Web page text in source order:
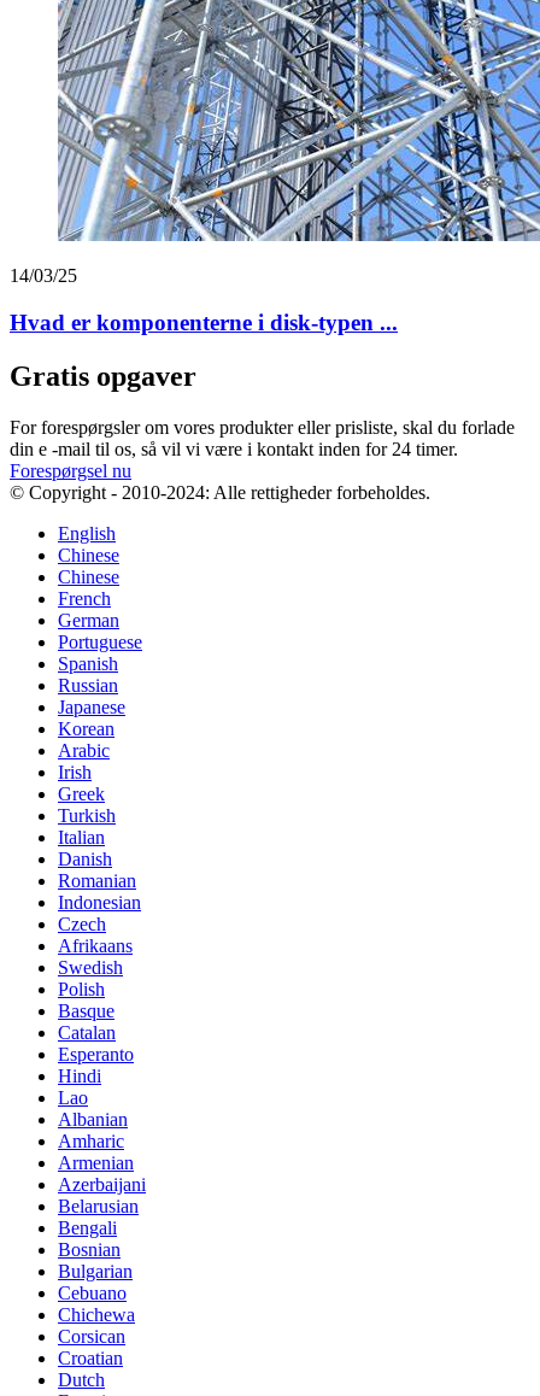
14/03/25
Hvad er komponenterne i disk-typen ...
Gratis opgaver
For forespørgsler om vores produkter eller prisliste, skal du forlade
din e -mail til os, så vil vi være i kontakt inden for 24 timer.
Forespørgsel nu
© Copyright - 2010-2024: Alle rettigheder forbeholdes.
English
Chinese
Chinese
French
German
Portuguese
Spanish
Russian
Japanese
Korean
Arabic
Irish
Greek
Turkish
Italian
Danish
Romanian
Indonesian
Czech
Afrikaans
Swedish
Polish
Basque
Catalan
Esperanto
Hindi
Lao
Albanian
Amharic
Armenian
Azerbaijani
Belarusian
Bengali
Bosnian
Bulgarian
Cebuano
Chichewa
Corsican
Croatian
Dutch